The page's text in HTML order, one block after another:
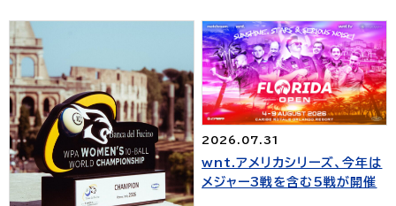
2026.07.31
wnt.アメリカシリーズ、今年は
メジャー3戦を含む5戦が開催